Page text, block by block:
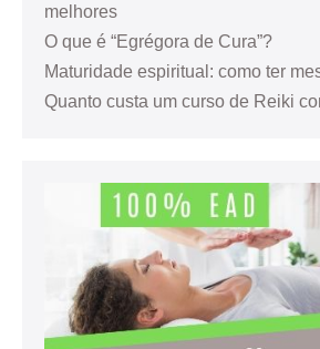
melhores
O que é “Egrégora de Cura”?
Maturidade espiritual: como ter
Quanto custa um curso de Reiki